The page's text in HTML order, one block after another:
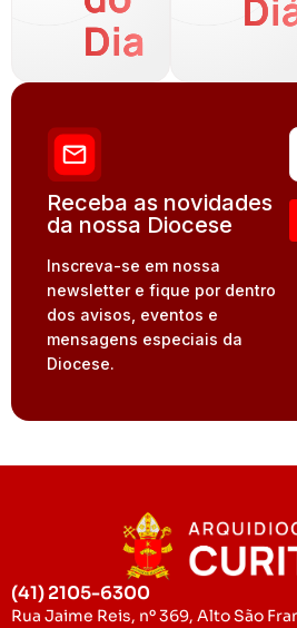
Dia
Receba as novidades
da nossa Diocese
Inscreva-se em nossa
newsletter e fique por dentro
dos avisos, eventos e
mensagens especiais da
Diocese.
(41) 2105-6300
Rua Jaime Reis, nº 369, Alto São